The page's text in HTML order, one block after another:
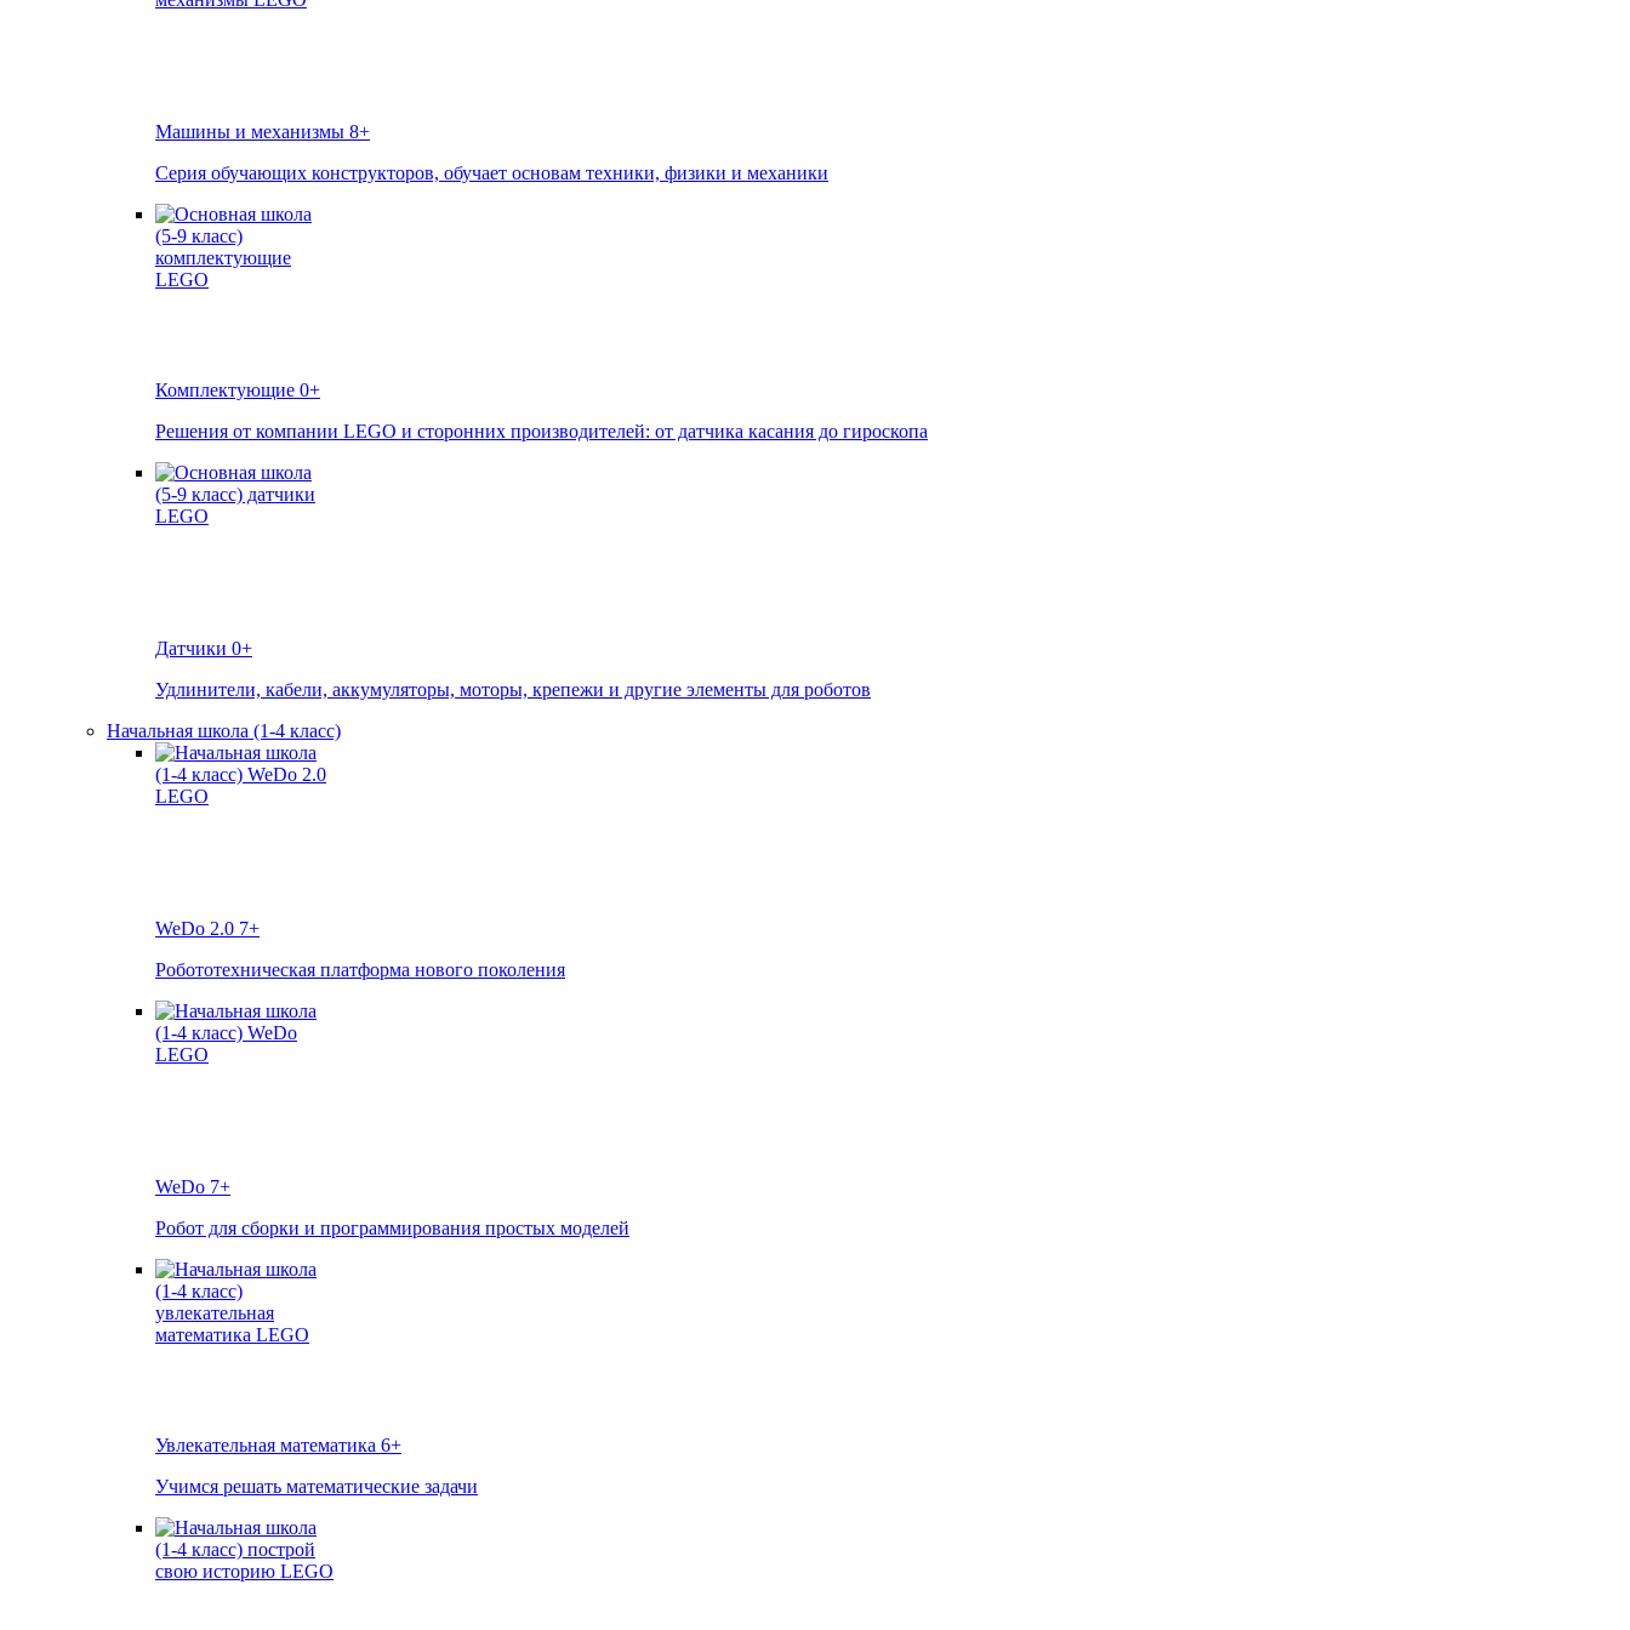
Машины и механизмы 8+
Серия обучающих конструкторов, обучает основам техники, физики и механики
Комплектующие 0+
Решения от компании LEGO и сторонних производителей: от датчика касания до гироскопа
Датчики 0+
Удлинители, кабели, аккумуляторы, моторы, крепежи и другие элементы для роботов
Начальная школа (1-4 класс)
WeDo 2.0 7+
Робототехническая платформа нового поколения
WeDo 7+
Робот для сборки и программирования простых моделей
Увлекательная математика 6+
Учимся решать математические задачи